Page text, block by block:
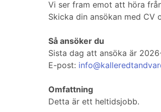
Vi ser fram emot att höra
Skicka din ansökan med CV
Så ansöker du
Sista dag att ansöka är
E-post:
Omfattning
Detta är ett heltidsjobb.